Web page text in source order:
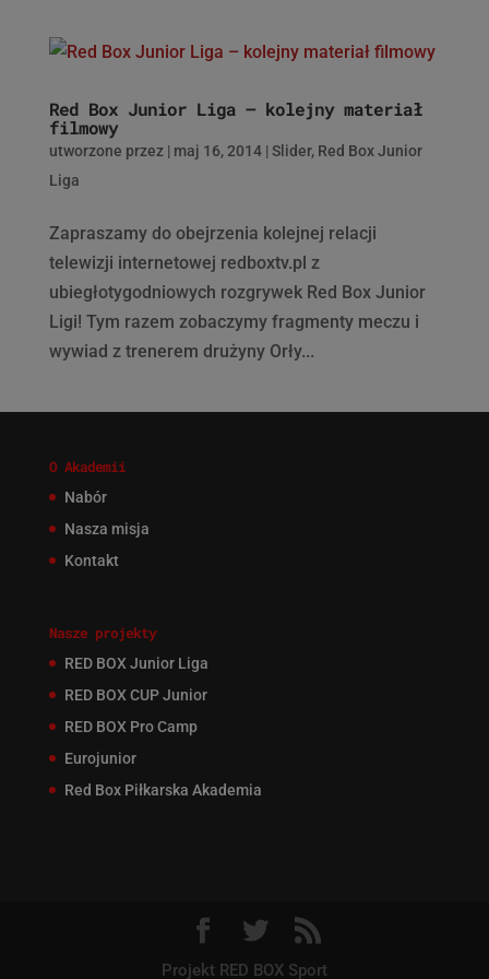
Red Box Junior Liga – kolejny materiał
filmowy
utworzone przez | maj 16, 2014| Slider, Red Box Junior
Liga
Zapraszamy do obejrzenia kolejnej relacji
telewizji internetowej redboxtv.pl z
ubiegłotygodniowych rozgrywek Red Box Junior
Ligi! Tym razem zobaczymy fragmenty meczu i
wywiad z trenerem drużyny Orły...
O Akademii
Nabór
Nasza misja
Kontakt
Nasze projekty
RED BOX Junior Liga
RED BOX CUP Junior
RED BOX Pro Camp
Eurojunior
Red Box Piłkarska Akademia
Projekt RED BOX Sport